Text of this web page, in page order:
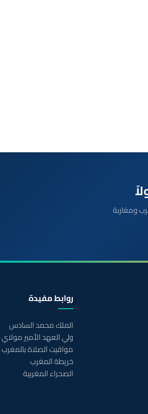
ومغاربة
روابط مفيدة
الملك محمد السادس
ولي العهد الأمير
مواقيت الصلاة بالمغرب
خريطة المغرب
الصحراء المغربية